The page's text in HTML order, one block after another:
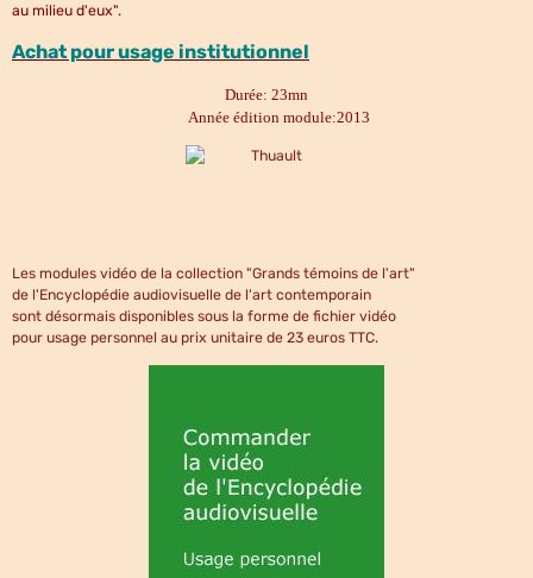
au milieu d'eux".
Achat pour usage institutionnel
Durée: 23mn
Année édition module:2013
Les modules vidéo de la collection "Grands témoins de l'art"
de l'Encyclopédie audiovisuelle de l'art contemporain
sont désormais disponibles sous la forme de fichier vidéo
pour usage personnel au prix unitaire de 23 euros TTC.